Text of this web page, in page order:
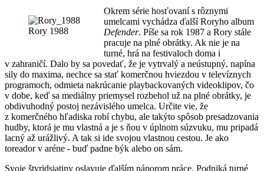
Rory 1988
Okrem série hosťovaní s rôznymi
umelcami vychádza ďalší Roryho album
Defender. Píše sa rok 1987 a Rory stále
pracuje na plné obrátky. Ak nie je na
turné, hrá na festivaloch doma i
v zahraničí. Dalo by sa povedať, že je vytrvalý a neústupný, napína
sily do maxima, nechce sa stať komerčnou hviezdou v televíznych
programoch, odmieta nakrúcanie playbackovaných videoklipov, čo
v dobe, keď sa mediálny priemysel rozbehol už na plné obrátky, je
obdivuhodný postoj nezávislého umelca. Určite vie, že
z komerčného hľadiska robí chybu, ale takýto spôsob presadzovania
hudby, ktorá je mu vlastná a je s ňou v úplnom súzvuku, mu pripadá
lacný až urážlivý. A tak si ide svojou vlastnou cestou. Je ako
toreador v aréne - buď padne býk alebo on sám.
Svoje štyridsiatiny oslavuje ďalším náporom práce. Podniká turné